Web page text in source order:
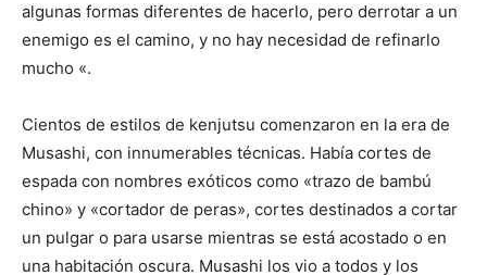
algunas formas diferentes de hacerlo, pero derrotar a un
enemigo es el camino, y no hay necesidad de refinarlo
mucho «.
Cientos de estilos de kenjutsu comenzaron en la era de
Musashi, con innumerables técnicas. Había cortes de
espada con nombres exóticos como «trazo de bambú
chino» y «cortador de peras», cortes destinados a cortar
un pulgar o para usarse mientras se está acostado o en
una habitación oscura. Musashi los vio a todos y los